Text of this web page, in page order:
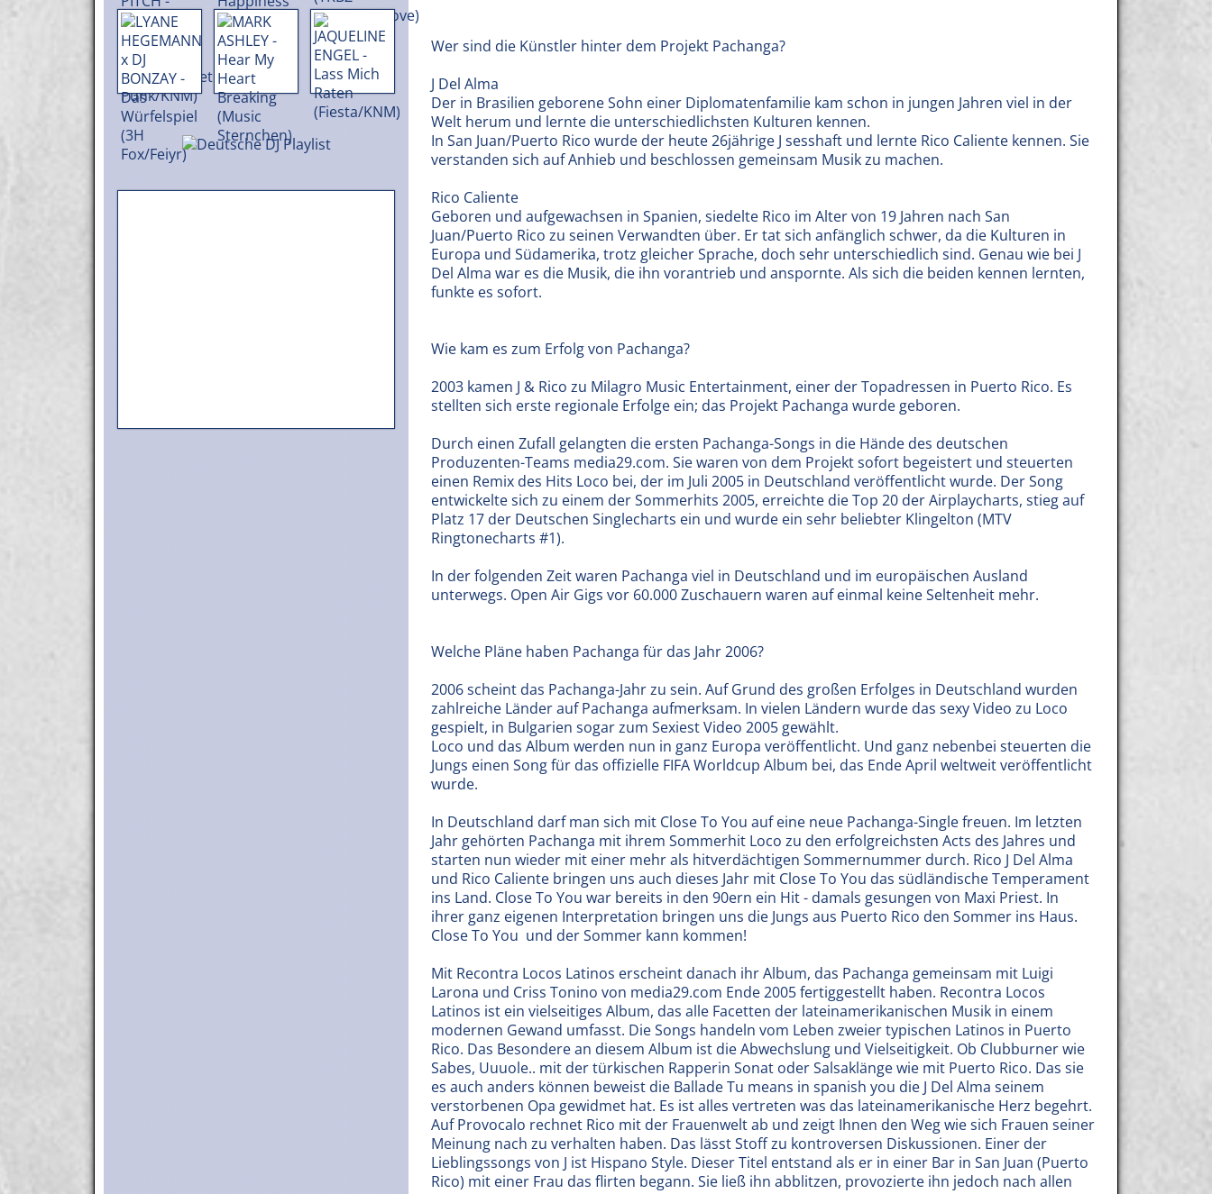
Wer sind die Künstler hinter dem Projekt Pachanga?
J Del Alma
Der in Brasilien geborene Sohn einer Diplomatenfamilie kam schon in jungen Jahren viel in der
Welt herum und lernte die unterschiedlichsten Kulturen kennen.
In San Juan/Puerto Rico wurde der heute 26jährige J sesshaft und lernte Rico Caliente kennen. Sie
verstanden sich auf Anhieb und beschlossen gemeinsam Musik zu machen.
Rico Caliente
Geboren und aufgewachsen in Spanien, siedelte Rico im Alter von 19 Jahren nach San
Juan/Puerto Rico zu seinen Verwandten über. Er tat sich anfänglich schwer, da die Kulturen in
Europa und Südamerika, trotz gleicher Sprache, doch sehr unterschiedlich sind. Genau wie bei J
Del Alma war es die Musik, die ihn vorantrieb und anspornte. Als sich die beiden kennen lernten,
funkte es sofort.
Wie kam es zum Erfolg von Pachanga?
2003 kamen J & Rico zu Milagro Music Entertainment, einer der Topadressen in Puerto Rico. Es
stellten sich erste regionale Erfolge ein; das Projekt Pachanga wurde geboren.
Durch einen Zufall gelangten die ersten Pachanga-Songs in die Hände des deutschen
Produzenten-Teams media29.com. Sie waren von dem Projekt sofort begeistert und steuerten
einen Remix des Hits Loco bei, der im Juli 2005 in Deutschland veröffentlicht wurde. Der Song
entwickelte sich zu einem der Sommerhits 2005, erreichte die Top 20 der Airplaycharts, stieg auf
Platz 17 der Deutschen Singlecharts ein und wurde ein sehr beliebter Klingelton (MTV
Ringtonecharts #1).
In der folgenden Zeit waren Pachanga viel in Deutschland und im europäischen Ausland
unterwegs. Open Air Gigs vor 60.000 Zuschauern waren auf einmal keine Seltenheit mehr.
Welche Pläne haben Pachanga für das Jahr 2006?
2006 scheint das Pachanga-Jahr zu sein. Auf Grund des großen Erfolges in Deutschland wurden
zahlreiche Länder auf Pachanga aufmerksam. In vielen Ländern wurde das sexy Video zu Loco
gespielt, in Bulgarien sogar zum Sexiest Video 2005 gewählt.
Loco und das Album werden nun in ganz Europa veröffentlicht. Und ganz nebenbei steuerten die
Jungs einen Song für das offizielle FIFA Worldcup Album bei, das Ende April weltweit veröffentlicht
wurde.
In Deutschland darf man sich mit Close To You auf eine neue Pachanga-Single freuen. Im letzten
Jahr gehörten Pachanga mit ihrem Sommerhit Loco zu den erfolgreichsten Acts des Jahres und
starten nun wieder mit einer mehr als hitverdächtigen Sommernummer durch. Rico J Del Alma
und Rico Caliente bringen uns auch dieses Jahr mit Close To You das südländische Temperament
ins Land. Close To You war bereits in den 90ern ein Hit - damals gesungen von Maxi Priest. In
ihrer ganz eigenen Interpretation bringen uns die Jungs aus Puerto Rico den Sommer ins Haus.
Close To You  und der Sommer kann kommen!
Mit Recontra Locos Latinos erscheint danach ihr Album, das Pachanga gemeinsam mit Luigi
Larona und Criss Tonino von media29.com Ende 2005 fertiggestellt haben. Recontra Locos
Latinos ist ein vielseitiges Album, das alle Facetten der lateinamerikanischen Musik in einem
modernen Gewand umfasst. Die Songs handeln vom Leben zweier typischen Latinos in Puerto
Rico. Das Besondere an diesem Album ist die Abwechslung und Vielseitigkeit. Ob Clubburner wie
Sabes, Uuuole.. mit der türkischen Rapperin Sonat oder Salsaklänge wie mit Puerto Rico. Das sie
es auch anders können beweist die Ballade Tu means in spanish you die J Del Alma seinem
verstorbenen Opa gewidmet hat. Es ist alles vertreten was das lateinamerikanische Herz begehrt.
Auf Provocalo rechnet Rico mit der Frauenwelt ab und zeigt Ihnen den Weg wie sich Frauen seiner
Meinung nach zu verhalten haben. Das lässt Stoff zu kontroversen Diskussionen. Einer der
Lieblingssongs von J ist Hispano Style. Dieser Titel entstand als er in einer Bar in San Juan (Puerto
Rico) mit einer Frau das flirten begann. Sie ließ ihn abblitzen, provozierte ihn jedoch nach allen